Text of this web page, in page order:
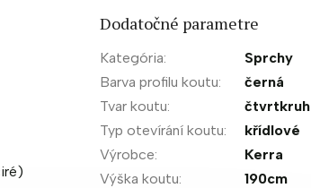
Dodatočné parametre
Kategória:
Sprchy
Barva profilu koutu:
černá
Tvar koutu:
čtvrtkruh
Typ otevírání koutu:
křídlové
Výrobce:
Kerra
Výška koutu:
190cm